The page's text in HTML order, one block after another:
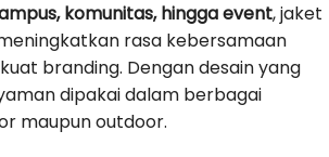
komunitas, hingga event, jaket
rasa kebersamaan
branding. Dengan desain yang
dipakai dalam berbagai
maupun outdoor.